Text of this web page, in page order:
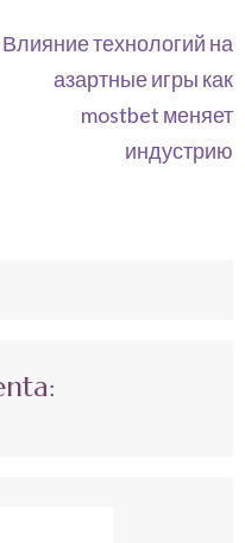
Влияние технологий на
азартные игры как
mostbet меняет
индустрию